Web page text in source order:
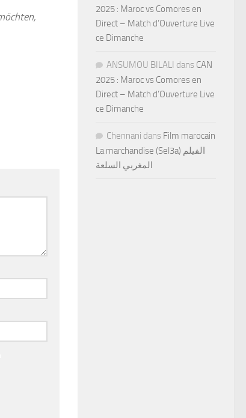
2025 : Maroc vs Comores en
Direct – Match d’Ouverture Live
ce Dimanche
ANSUMOU BILALI dans CAN
2025 : Maroc vs Comores en
Direct – Match d’Ouverture Live
ce Dimanche
Chennani dans Film marocain
La marchandise (Sel3a) الفيلم
المغربي السلعة